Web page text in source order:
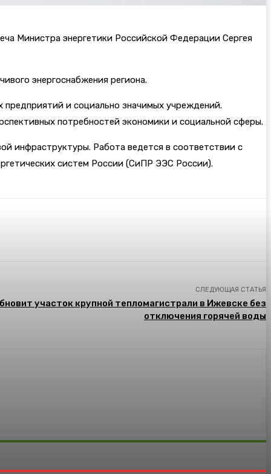
Министра энергетики Российской Федерации Сергея
энергоснабжения региона.
и социально значимых учреждений.
потребностей экономики и социальной сферы.
инфраструктуры. Работа ведется в соответствии с
систем России (СиПР ЭЭС России).
СЛЕДУЮЩАЯ СТАТЬЯ
участок крупной тепломагистрали в Ижевске без
отключения горячей воды